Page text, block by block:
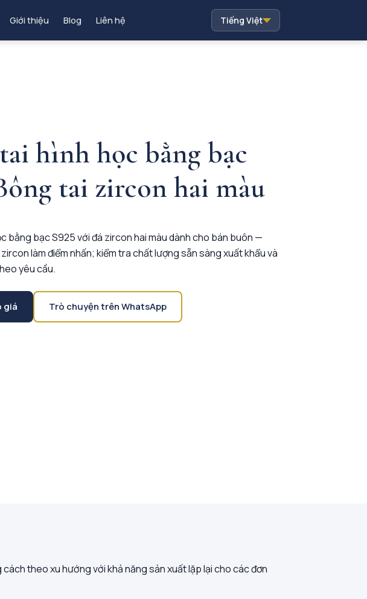
Giới thiệu Blog Liên hệ Tiếng Việt
hình học bằng bạc
tai zircon hai màu
bằng bạc S925 với đá zircon hai màu dành cho bán buôn —
làm điểm nhấn; kiểm tra chất lượng sẵn sàng xuất khẩu và
yêu cầu.
giá Trò chuyện trên WhatsApp
theo xu hướng với khả năng sản xuất lặp lại cho các đơn